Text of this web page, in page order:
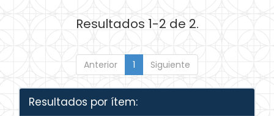
Resultados 1-2 de 2.
Anterior 1 Siguiente
Resultados por ítem: